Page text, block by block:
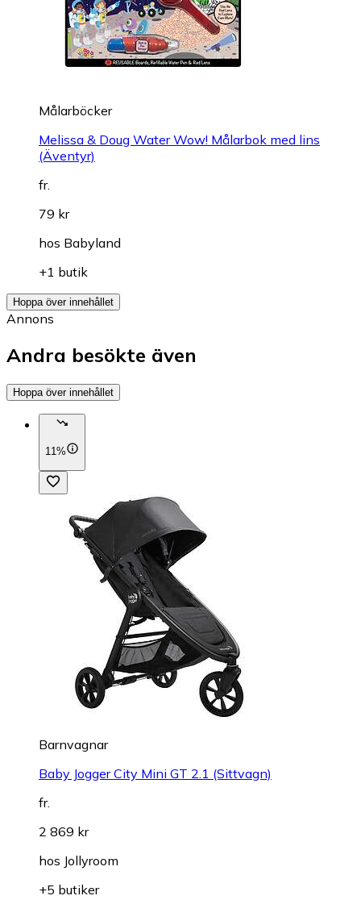
Målarböcker
Melissa & Doug Water Wow! Målarbok med lins
(Äventyr)
fr.
79 kr
hos Babyland
+1 butik
Hoppa över innehållet
Annons
Andra besökte även
Hoppa över innehållet
11%
Barnvagnar
Baby Jogger City Mini GT 2.1 (Sittvagn)
fr.
2 869 kr
hos Jollyroom
+5 butiker